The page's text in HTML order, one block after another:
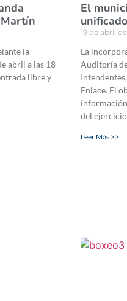
Martín
la
abril a las 18
libre y
El
19 de abril
La
Auditoría
Enlace. El
del
Leer Más >>